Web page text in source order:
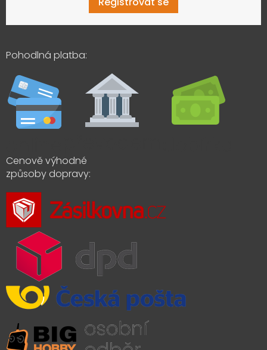
Pohodlná platba:
Cenově výhodné
způsoby dopravy: